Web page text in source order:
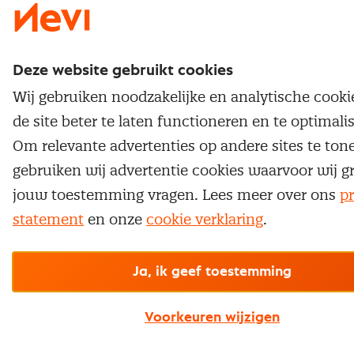
Deze website gebruikt cookies
Wij gebruiken noodzakelijke en analytische
de site beter te laten functioneren en te
Om relevante advertenties op andere sites te
gebruiken wij advertentie cookies waarvoor wij
jouw toestemming vragen. Lees meer over ons
statement en onze cookie verklaring.
Ja, ik geef toestemming
Voorkeuren wijzigen